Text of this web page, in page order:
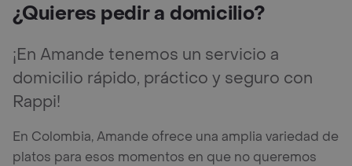
¿Quieres pedir a domicilio?
¡En Amande tenemos un servicio a
domicilio rápido, práctico y seguro con
Rappi!
En Colombia, Amande ofrece una amplia variedad de
platos para esos momentos en que no queremos